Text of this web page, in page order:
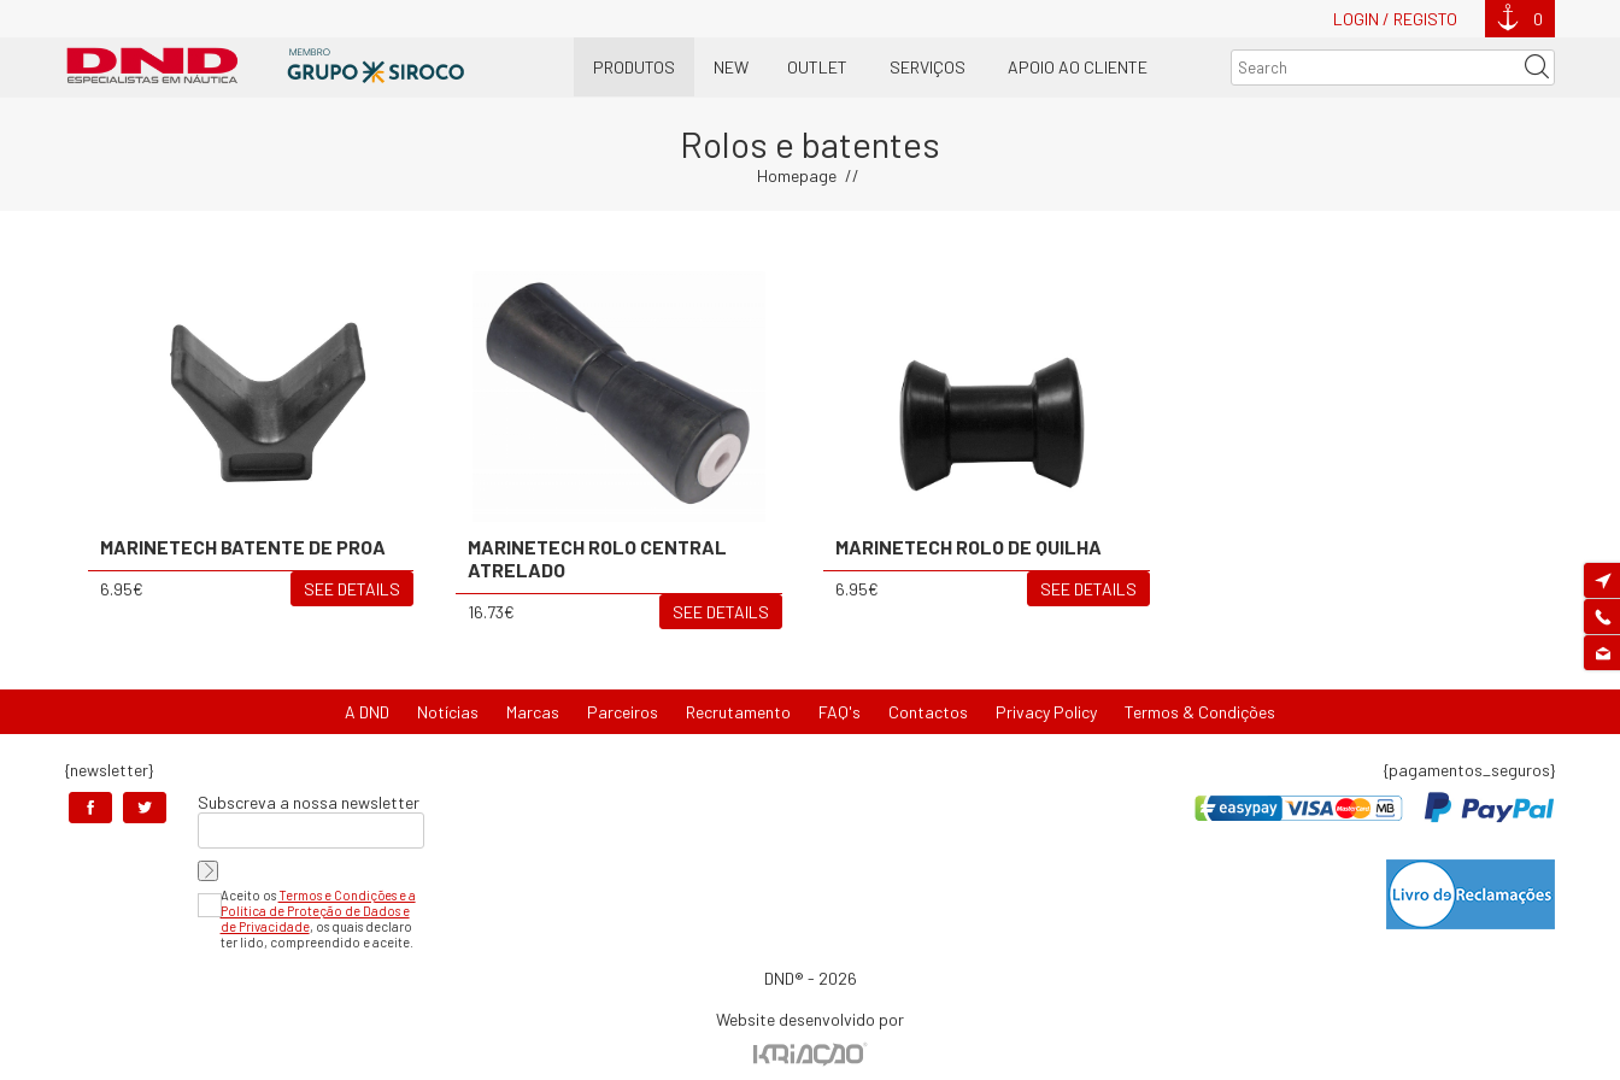
LOGIN / REGISTO 0
PRODUTOS NEW OUTLET SERVIÇOS APOIO AO CLIENTE
Rolos e batentes
Homepage
MARINETECH BATENTE DE PROA
6.95€ SEE DETAILS
MARINETECH ROLO CENTRAL
ATRELADO
16.73€ SEE DETAILS
MARINETECH ROLO DE QUILHA
6.95€ SEE DETAILS
A DND Notícias Marcas Parceiros Recrutamento FAQ's Contactos Privacy Policy Termos & Condições
{newsletter}
Subscreva a nossa newsletter
Aceito osTermos e Condições e a
Política de Proteção de Dados e
de Privacidade, os quais declaro
ter lido, compreendido e aceite.
{pagamentos_seguros}
DND® - 2026
Website desenvolvido por